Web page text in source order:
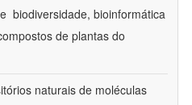
 biodiversidade, bioinformática
de plantas do
naturais de moléculas